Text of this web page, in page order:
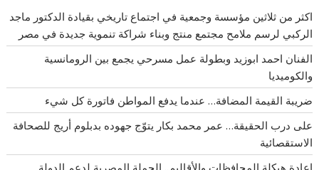
اكثر من ثلاثين مؤسسة وجمعية في اجتماع تاريخي بقيادة الدكتور ماجد
الركبي لرسم ملامح مجتمع منتج وبناء شراكة تنموية جديدة في مصر
الفنان احمد ابوزيد وبطولة عمل مسرحي يجمع بين الرومانسية
والكوميديا
ضريبة القيمة المضافة… عندما يدفع المواطن فاتورة كل شيء
على درب الحقيقة… عمر محمد بكار يتوّج جهوده بدبلوم أريج للصحافة
الاستقصائية
إعادة هيكلة المحافظات والأقاليم.. الحملة المصرية لدعم الدولة